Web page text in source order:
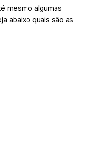
mesmo algumas
abaixo quais são as